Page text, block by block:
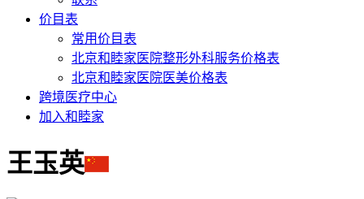
价目表
常用价目表
北京和睦家医院整形外科服务价格表
北京和睦家医院医美价格表
跨境医疗中心
加入和睦家
王玉英